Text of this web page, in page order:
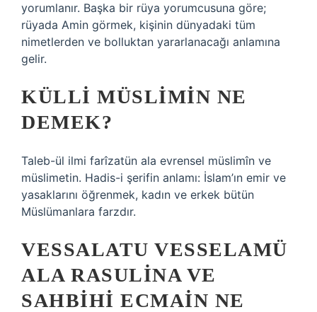
yorumlanır. Başka bir rüya yorumcusuna göre;
rüyada Amin görmek, kişinin dünyadaki tüm
nimetlerden ve bolluktan yararlanacağı anlamına
gelir.
KÜLLI MÜSLIMIN NE
DEMEK?
Taleb-ül ilmi farîzatün ala evrensel müslimîn ve
müslimetin. Hadis-i şerifin anlamı: İslam’ın emir ve
yasaklarını öğrenmek, kadın ve erkek bütün
Müslümanlara farzdır.
VESSALATU VESSELAMÜ
ALA RASULINA VE
SAHBIHI ECMAIN NE